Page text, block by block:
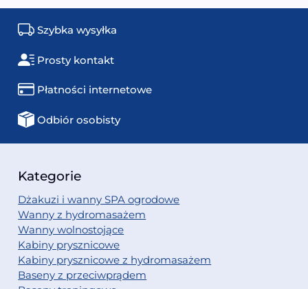
Szybka wysyłka
Prosty kontakt
Płatności internetowe
Odbiór osobisty
Kategorie
Dżakuzi i wanny SPA ogrodowe
Wanny z hydromasażem
Wanny wolnostojące
Kabiny prysznicowe
Kabiny prysznicowe z hydromasażem
Baseny z przeciwprądem